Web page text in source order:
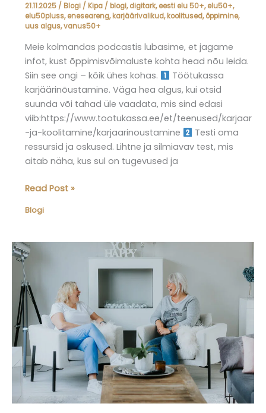
21.11.2025 / Blogi/ Kipa / blogi,digitark,eesti elu 50+,elu50+,
elu50pluss,eneseareng,karjäärivalikud,koolitused,õppimine,
uus algus,vanus50+
Meie kolmandas podcastis lubasime, et jagame
infot, kust õppimisvõimaluste kohta head nõu leida.
Siin see ongi – kõik ühes kohas.
Töötukassa
karjäärinõustamine. Väga hea algus, kui otsid
suunda või tahad üle vaadata, mis sind edasi
viib:https://www.tootukassa.ee/et/teenused/karjaar
-ja-koolitamine/karjaarinoustamine
Testi oma
ressursid ja oskused. Lihtne ja silmiavav test, mis
aitab näha, kus sul on tugevused ja
Elu50+
lubatud
Read Post »
Blogi